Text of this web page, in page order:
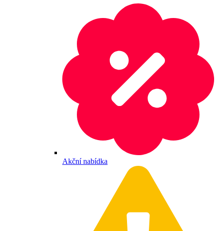
Akční nabídka